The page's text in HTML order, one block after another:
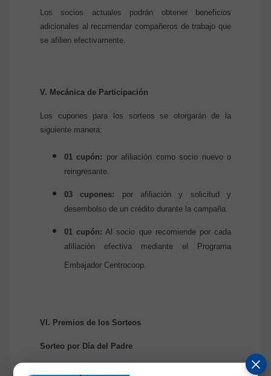
Los socios actuales podrán obtener beneficios
adicionales al recomendar compañeros de trabajo que
se afilien efectivamente.
V. Mecánica de Participación
Los cupones para los sorteos se otorgarán de la
siguiente manera:
01 cupón: por afiliación como socio nuevo o
reingresante.
03 cupones: por afiliación y solicitud y
desembolso de un crédito durante la campaña.
01 cupón: Al socio que recomiende por cada
afiliación efectiva mediante el Programa
Embajador Centrocoop.
VI. Premios de los Sorteos
Sorteo por Día del Padre